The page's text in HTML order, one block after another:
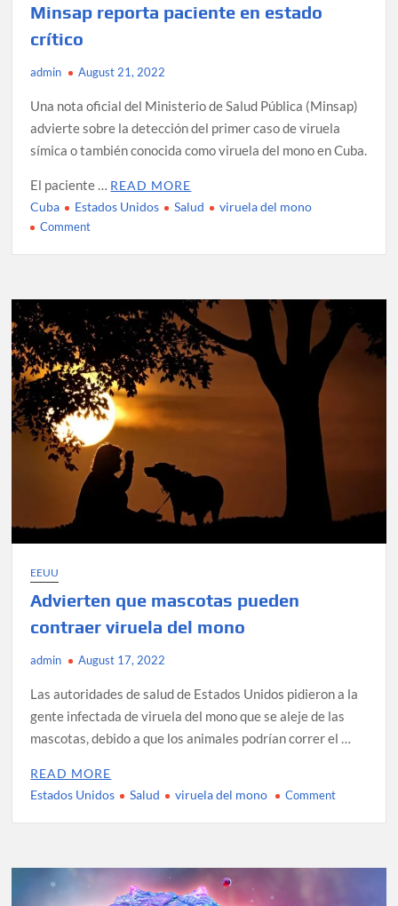
Minsap reporta paciente en estado
crítico
admin August 21, 2022
Una nota oficial del Ministerio de Salud Pública (Minsap)
advierte sobre la detección del primer caso de viruela
símica o también conocida como viruela del mono en Cuba.
El paciente … READ MORE
Cuba
Estados Unidos Salud viruela del mono
Commenton
mono
llega
a
Cuba:
Minsap
reporta
paciente
en
estado
crítico
EEUU
Advierten que mascotas pueden
contraer viruela del mono
admin August 17, 2022
Las autoridades de salud de Estados Unidos pidieron a la
gente infectada de viruela del mono que se aleje de las
mascotas, debido a que los animales podrían correr el …
READ MORE
Estados Unidos
Salud viruela del mono Commenton
pueden